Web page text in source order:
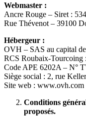
Webmaster :
Ancre Rouge – Siret :
Rue Thévenot – 39100
Hébergeur :
OVH – SAS au capital
RCS Roubaix-Tourcoing
Code APE 6202A – N°
Siège social : 2, rue
Site web : www.ovh.com
Conditions
proposés.